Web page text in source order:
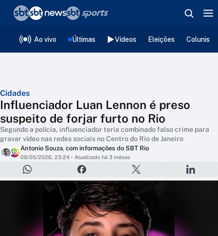
Ao vivo Últimas Vídeos Eleições
Cidades
Influenciador Luan Lennon é preso
suspeito de forjar furto no Rio
Segundo a polícia, influenciador teria combinado falso crime para
gravar vídeo nas redes sociais no Centro do Rio de Janeiro
Antonio Souza, com informações do SBT Rio
08/05/2026, 23:24 • Atualizado há 3 mêses
❮voltar
Editorias